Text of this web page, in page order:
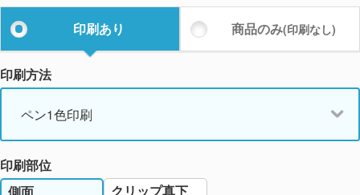
印刷あり 商品のみ(印刷なし)
印刷方法
ペン1色印刷
印刷部位
側面 クリップ真下